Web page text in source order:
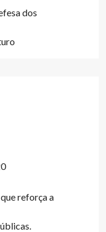
dos
reforça a